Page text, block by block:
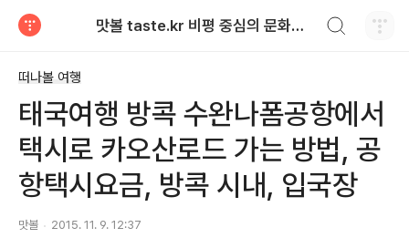
맛볼 taste.kr 비평 중심의 문화적 기호 · 맛 · 향기 리뷰
떠나볼 여행
태국여행 방콕 수완나폼공항에서
택시로 카오산로드 가는 방법, 공
항택시요금, 방콕 시내, 입국장
맛볼 2015. 11. 9. 12:37